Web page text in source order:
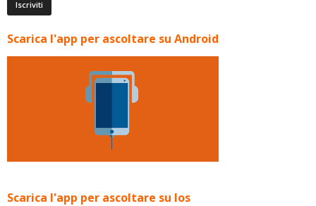
Scarica l'app per ascoltare su Android
Scarica l'app per ascoltare su Ios